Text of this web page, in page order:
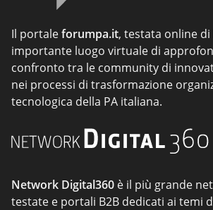
Il portaleforumpa.it, testata online di
importante luogo virtuale di
confronto tra le community di
nei processi di trasformazione
tecnologica della PA italiana.
Network Digital360 è il più grande
testate e portali B2B dedicati ai temi